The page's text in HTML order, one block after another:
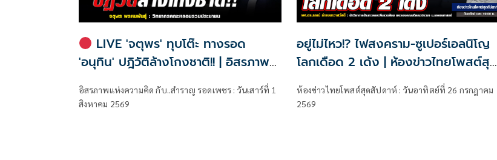
LIVE 'จตุพร' ทุบโต๊ะ ทางรอด
'อนุทิน' ปฎิวัติล้างโกงชาติ!! | อิสรภาพ
อิสรภาพแห่งความคิด กับ..สำราญ รอดเพชร : วันเสาร์ที่ 1
สิงหาคม 2569
อยู่ไม่ไหว!? ไฟสงคราม-ซูเปอร์เอลนิโญ
โลกเดือด 2 เด้ง | ห้องข่าวไทยโพสต์สุด
ห้องข่าวไทยโพสต์สุดสัปดาห์ : วันอาทิตย์ที่ 26 กรกฎาคม
2569